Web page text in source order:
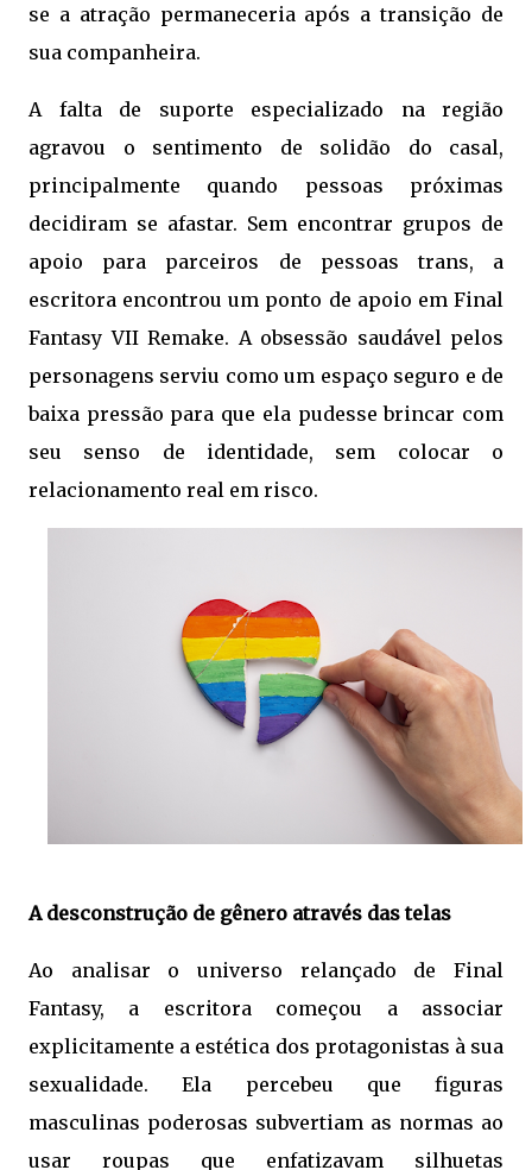
se a atração permaneceria após a transição de
sua companheira.
A falta de suporte especializado na região
agravou o sentimento de solidão do casal,
principalmente quando pessoas próximas
decidiram se afastar. Sem encontrar grupos de
apoio para parceiros de pessoas trans, a
escritora encontrou um ponto de apoio em Final
Fantasy VII Remake. A obsessão saudável pelos
personagens serviu como um espaço seguro e de
baixa pressão para que ela pudesse brincar com
seu senso de identidade, sem colocar o
relacionamento real em risco.
A desconstrução de gênero através das telas
Ao analisar o universo relançado de Final
Fantasy, a escritora começou a associar
explicitamente a estética dos protagonistas à sua
sexualidade. Ela percebeu que figuras
masculinas poderosas subvertiam as normas ao
usar roupas que enfatizavam silhuetas